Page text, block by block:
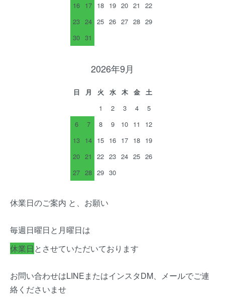
16 17 18 19 20 21
22
23 24 25 26 27 28 29
30 31
2026年9月
日 月 火 水 木 金
土
1
2 3 4
5
6
7 8 9 10 11
12
13 14 15 16 17 18 19
20 21 22 23 24 25 26
27 28 29 30
休業日のご案内 と、お願い
毎週日曜日と月曜日は
休業日 とさせていただいております
お問い合わせはLINEまたはインスタDM、メールでご連
絡くださいませ